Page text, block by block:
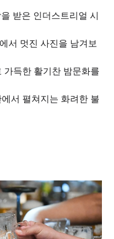
받은 인더스트리얼 시
서 멋진 사진을 남겨보
득한 활기찬 밤문화를
서 펼쳐지는 화려한 불